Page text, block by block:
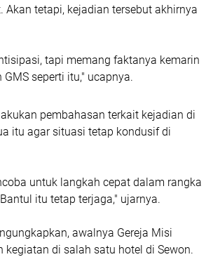
tetapi, kejadian tersebut akhirnya
tapi memang faktanya kemarin
seperti itu," ucapnya.
pembahasan terkait kejadian di
itu agar situasi tetap kondusif di
untuk langkah cepat dalam rangka
itu tetap terjaga," ujarnya.
awalnya Gereja Misi
kegiatan di salah satu hotel di Sewon.